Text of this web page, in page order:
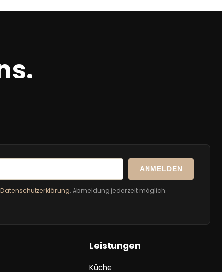
ANMELDEN
Datenschutzerklärung. Abmeldung jederzeit möglich.
Leistungen
Küche